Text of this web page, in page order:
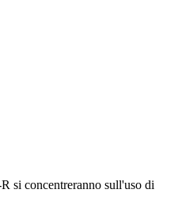
si concentreranno sull'uso di